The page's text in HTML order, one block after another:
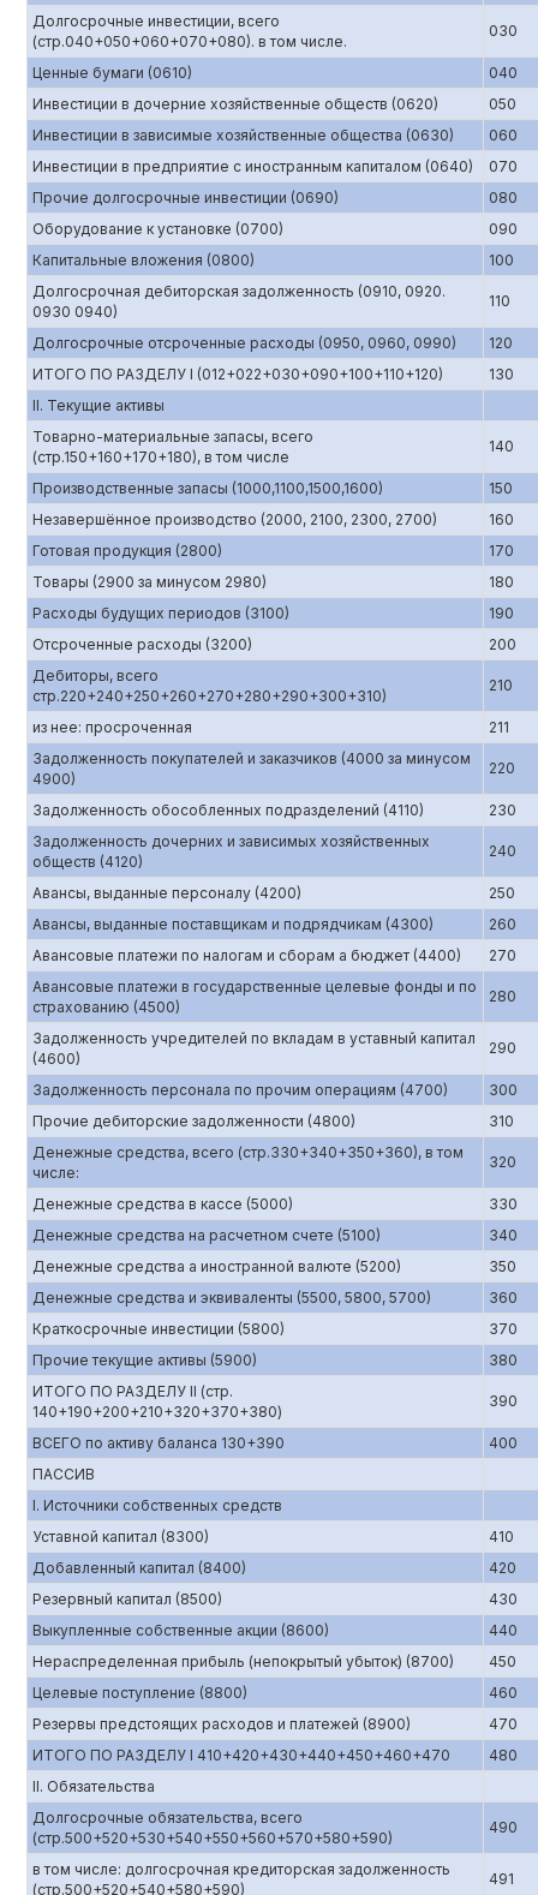
Долгосрочные инвестиции, всего
(стр.040+050+060+070+080). в том числе.
030
Ценные бумаги (0610)
040
Инвестиции в дочерние хозяйственные обществ (0620)
050
Инвестиции в зависимые хозяйственные общества (0630)
060
Инвестиции в предприятие с иностранным капиталом (0640)
070
Прочие долгосрочные инвестиции (0690)
080
Оборудование к установке (0700)
090
Капитальные вложения (0800)
100
Долгосрочная дебиторская задолженность (0910, 0920.
0930 0940)
110
Долгосрочные отсроченные расходы (0950, 0960, 0990)
120
ИТОГО ПО РАЗДЕЛУ I (012+022+030+090+100+110+120)
130
II. Текущие активы
Товарно-материальные запасы, всего
(стр.150+160+170+180), в том числе
140
Производственные запасы (1000,1100,1500,1600)
150
Незавершённое производство (2000, 2100, 2300, 2700)
160
Готовая продукция (2800)
170
Товары (2900 за минусом 2980)
180
Расходы будущих периодов (3100)
190
Отсроченные расходы (3200)
200
Дебиторы, всего
стр.220+240+250+260+270+280+290+300+310)
210
из нее: просроченная
211
Задолженность покупателей и заказчиков (4000 за минусом
4900)
220
Задолженность обособленных подразделений (4110)
230
Задолженность дочерних и зависимых хозяйственных
обществ (4120)
240
Авансы, выданные персоналу (4200)
250
Авансы, выданные поставщикам и подрядчикам (4300)
260
Авансовые платежи по налогам и сборам а бюджет (4400)
270
Авансовые платежи в государственные целевые фонды и по
страхованию (4500)
280
Задолженность учредителей по вкладам в уставный капитал
(4600)
290
Задолженность персонала по прочим операциям (4700)
300
Прочие дебиторские задолженности (4800)
310
Денежные средства, всего (стр.330+340+350+360), в том
числе:
320
Денежные средства в кассе (5000)
330
Денежные средства на расчетном счете (5100)
340
Денежные средства а иностранной валюте (5200)
350
Денежные средства и эквиваленты (5500, 5800, 5700)
360
Краткосрочные инвестиции (5800)
370
Прочие текущие активы (5900)
380
ИТОГО ПО РАЗДЕЛУ II (стр.
140+190+200+210+320+370+380)
390
ВСЕГО по активу баланса 130+390
400
ПАССИВ
I. Источники собственных средств
Уставной капитал (8300)
410
Добавленный капитал (8400)
420
Резервный капитал (8500)
430
Выкупленные собственные акции (8600)
440
Нераспределенная прибыль (непокрытый убыток) (8700)
450
Целевые поступление (8800)
460
Резервы предстоящих расходов и платежей (8900)
470
ИТОГО ПО РАЗДЕЛУ I 410+420+430+440+450+460+470
480
II. Обязательства
Долгосрочные обязательства, всего
(стр.500+520+530+540+550+560+570+580+590)
490
в том числе: долгосрочная кредиторская задолженность
(стр.500+520+540+580+590)
491